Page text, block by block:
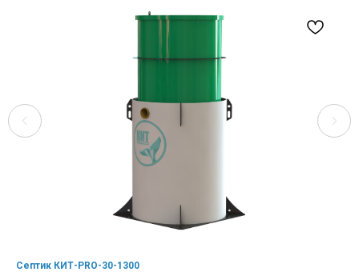
Септик КИТ-PRO-30-1300